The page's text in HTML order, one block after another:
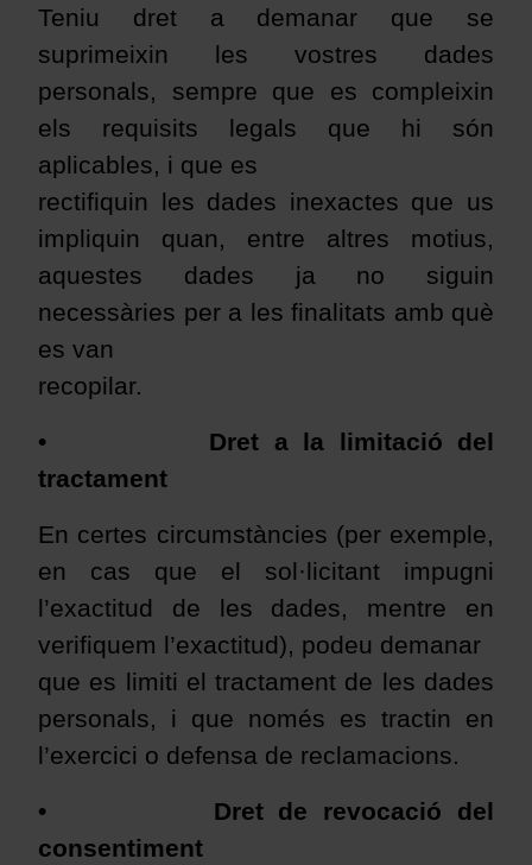
Teniu dret a demanar que se
suprimeixin les vostres dades
personals, sempre que es compleixin
els requisits legals que hi són
aplicables, i que es
rectifiquin les dades inexactes que us
impliquin quan, entre altres motius,
aquestes dades ja no siguin
necessàries per a les finalitats amb què
es van
recopilar.
• Dret a la limitació del
tractament
En certes circumstàncies (per exemple,
en cas que el sol·licitant impugni
l’exactitud de les dades, mentre en
verifiquem l’exactitud), podeu demanar
que es limiti el tractament de les dades
personals, i que només es tractin en
l’exercici o defensa de reclamacions.
• Dret de revocació del
consentiment